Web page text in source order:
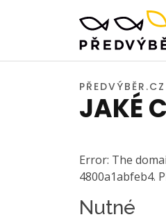
PŘEDVÝBĚR.CZ
JAKÉ
Error: The
4800a1abfeb4.
Nutné